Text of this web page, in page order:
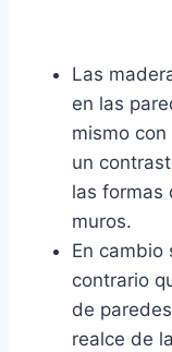
Las
en las
mismo
un
las formas
muros.
En cambio
contrario
de
realce de